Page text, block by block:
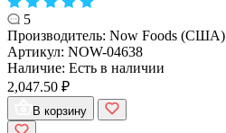
5
Производитель: Now Foods (США)
Артикул: NOW-04638
Наличие: Есть в наличии
2,047.50 ₽
В корзину